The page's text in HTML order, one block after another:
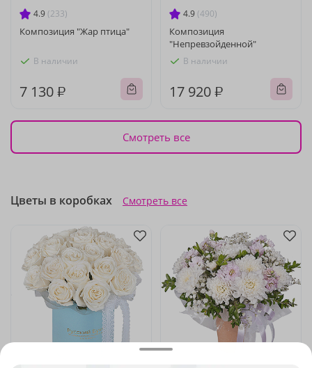
4.9 (233)
Композиция "Жар птица"
В наличии
7 130 ₽
4.9 (490)
Композиция
"Непревзойденной"
В наличии
17 920 ₽
Смотреть все
Цветы в коробках Смотреть все